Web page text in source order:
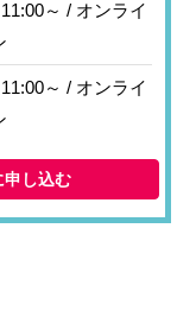
～ / オンライ
～ / オンライ
申し込む